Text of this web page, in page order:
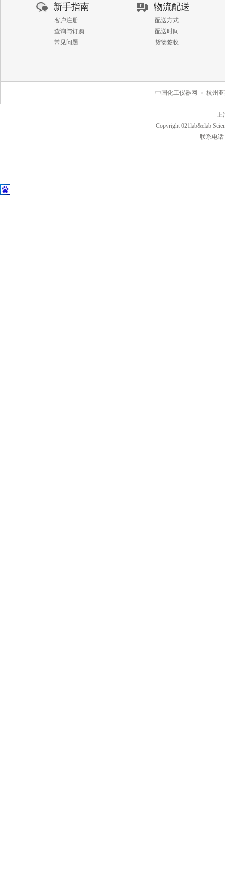
新手指南
客户注册
查询与订购
常见问题
物流配送
配送方式
配送时间
货物签收
中国化工仪器网 杭州
上
Copyright 021lab&elab
联系电话